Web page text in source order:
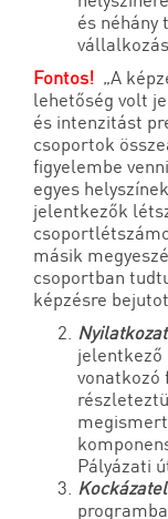
és
Fontos! „A
lehetőség volt
és intenzitást
csoportok
figyelembe
egyes
jelentkezők
másik
csoportban
képzésre
Pályázati